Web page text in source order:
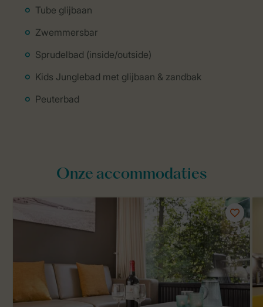
Tube glijbaan
Zwemmersbar
Sprudelbad (inside/outside)
Kids Junglebad met glijbaan & zandbak
Peuterbad